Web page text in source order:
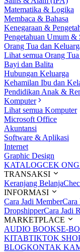
Matematika & Logika
Membaca & Bahasa
Kenegaraan &
Pengetahuan Umum &
Orang Tua dan
Lihat semua Orang
Bayi dan Balita
Hubungan Keluarga
Kehamilan Ibu dan
Pendidikan Anak &
Komputer
Lihat semua Komputer
Microsoft Office
Akuntansi
Software & Aplikasi
Internet
Graphic Design
KATALOGCEK
TRANSAKSI
Keranjang Belanja
INFORMASI
Cara Jadi MemberCara
DropshipperCara Jadi
MARKETPLACE
AUDIO BOOKSE-
KITABTIKTOK
BLOGKONTAK